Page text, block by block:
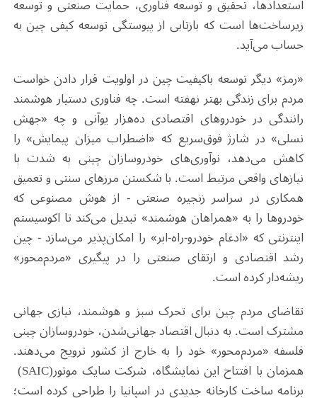
استعدادها، تحقیق و توسعه فناوری، حمایت صنعتی و توسعه
زیرساخت‌ها است که بازتابی از پیوستگی توسعه کیفی چین به
حساب می‌آید.
«رمز» دیگر توسعه باکیفیت چین در اولویت قرار دادن خواست
مردم برای زندگی بهتر نهفته است. چه فناوری دستیار هوشمند
رانندگی در خودروهای اقتصادی ده‌هزار یوآنی و چه «جهش
نسلی» در شارژ فوق‌سریع که «اضطراب میزان پیمایش» را
کاهش می‌دهد، نوآوری‌های خودروسازان چینی به شدت با
نیازهای واقعی مرتبط است. با شکستن مرزهای سنتی و تعمیق
همکاری در سراسر زنجیره صنعتی - از هوش مصنوعی که
خودروها را به «همراهان هوشمند» تبدیل می‌کند تا اکوسیستم
اینترنتی که «ادغام خودرو-راه-ابر» را امکان‌پذیر می‌سازد - چین
رشد اقتصادی و ارتقای صنعتی را در پیگیری «مردم‌محور»
ریشه‌دار کرده است.
تقاضای مردم چین برای تحرک سبز و هوشمند، نیازی جهانی
مشترک است. به دنبال اقتصاد جهانی‌شدن، خودروسازان چینی
فلسفه «مردم‌محور» خود را به خارج از کشور ترویج می‌دهند.
همزمان با افتتاح این نمایشگاه، شرکت سایک موتور(SAIC)
برنامه ساخت کارخانه جدیدی در اسپانیا را طراحی کرده است؛